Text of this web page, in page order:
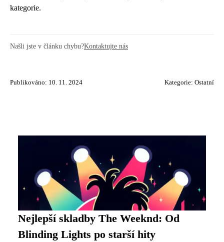
kategorie.
Našli jste v článku chybu?Kontaktujte nás
Publikováno: 10. 11. 2024 Kategorie: Ostatní
Nejlepší skladby The Weeknd: Od
Blinding Lights po starší hity